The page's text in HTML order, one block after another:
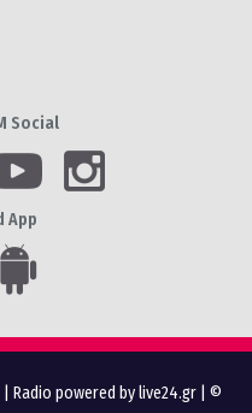
Social
App
Radio powered by live24.gr | ©